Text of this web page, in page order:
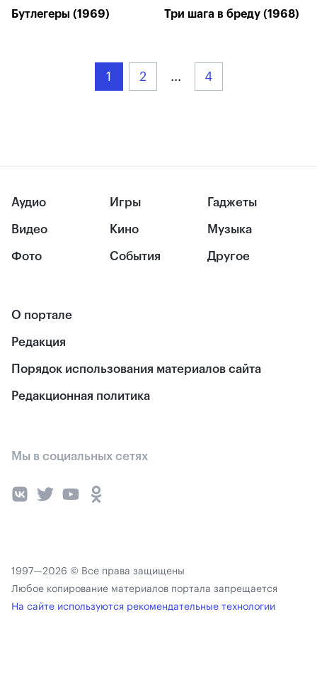
Бутлегеры (1969) Три шага в бреду (1968)
1 2 ... 4
Аудио
Видео
Фото
Игры
Кино
События
Гаджеты
Музыка
Другое
О портале
Редакция
Порядок использования материалов сайта
Редакционная политика
Мы в социальных сетях
1997—2026 © Все права защищены
Любое копирование материалов портала запрещается
На сайте используются рекомендательные технологии